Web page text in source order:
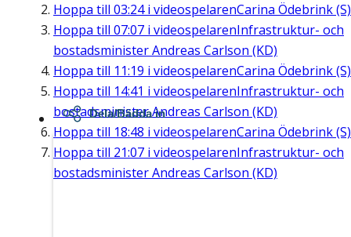
Hoppa till 03:24i videospelarenCarina Ödebrink (S)
Hoppa till 07:07 i videospelarenInfrastruktur- och
bostadsminister Andreas Carlson (KD)
Hoppa till 11:19 i videospelarenCarina Ödebrink (S)
Hoppa till 14:41 i videospelarenInfrastruktur- och
bostadsminister Andreas Carlson (KD)
Hoppa till 18:48 i videospelarenCarina Ödebrink (S)
Hoppa till 21:07 i videospelarenInfrastruktur- och
bostadsminister Andreas Carlson (KD)
Dela/Bädda in